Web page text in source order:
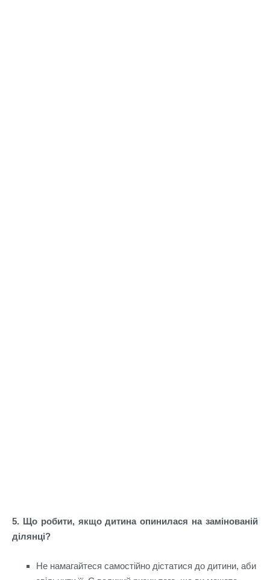
5. Що робити, якщо дитина опинилася на замінованій
ділянці?
Не намагайтеся самостійно дістатися до дитини, аби